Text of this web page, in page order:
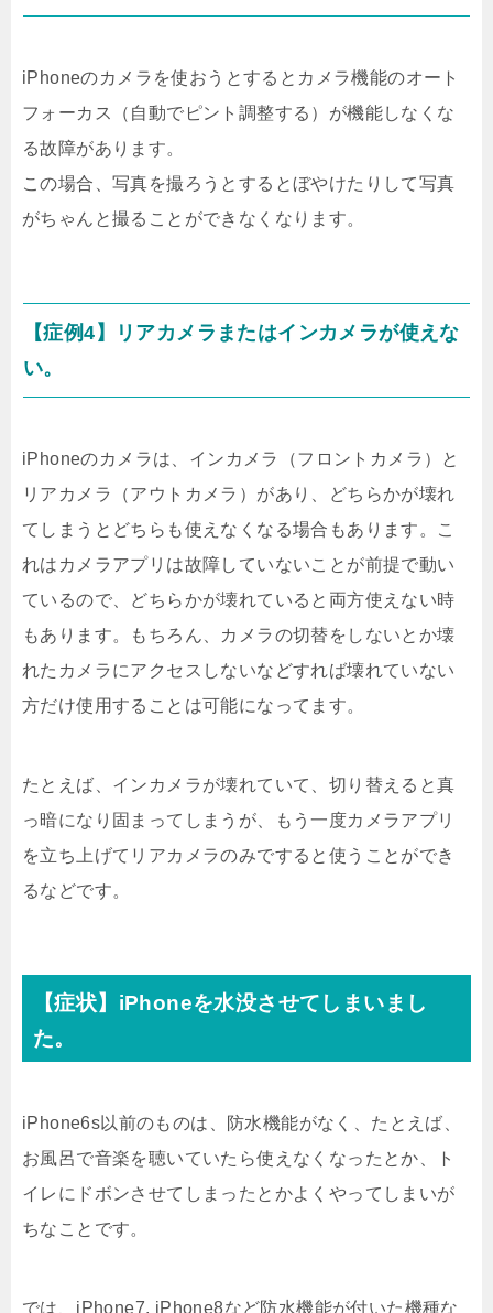
iPhoneのカメラを使おうとするとカメラ機能のオート
フォーカス（自動でピント調整する）が機能しなくな
る故障があります。
この場合、写真を撮ろうとするとぼやけたりして写真
がちゃんと撮ることができなくなります。
【症例4】リアカメラまたはインカメラが使えな
い。
iPhoneのカメラは、インカメラ（フロントカメラ）と
リアカメラ（アウトカメラ）があり、どちらかが壊れ
てしまうとどちらも使えなくなる場合もあります。こ
れはカメラアプリは故障していないことが前提で動い
ているので、どちらかが壊れていると両方使えない時
もあります。もちろん、カメラの切替をしないとか壊
れたカメラにアクセスしないなどすれば壊れていない
方だけ使用することは可能になってます。
たとえば、インカメラが壊れていて、切り替えると真
っ暗になり固まってしまうが、もう一度カメラアプリ
を立ち上げてリアカメラのみですると使うことができ
るなどです。
【症状】iPhoneを水没させてしまいまし
た。
iPhone6s以前のものは、防水機能がなく、たとえば、
お風呂で音楽を聴いていたら使えなくなったとか、ト
イレにドボンさせてしまったとかよくやってしまいが
ちなことです。
では、iPhone7, iPhone8など防水機能が付いた機種な